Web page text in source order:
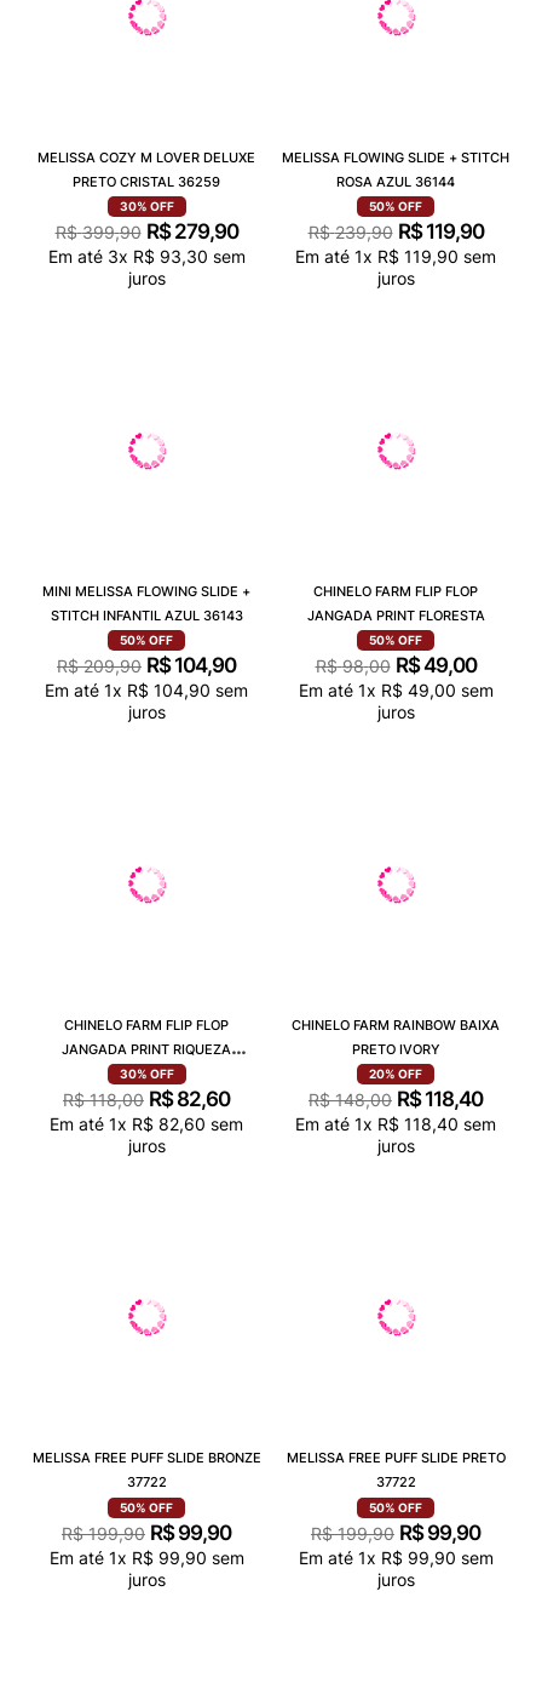
MELISSA COZY M LOVER DELUXE
PRETO CRISTAL 36259
30% OFF
R$ 399,90 R$ 279,90
Em até 3x R$ 93,30 sem
juros
MELISSA FLOWING SLIDE + STITCH
ROSA AZUL 36144
50% OFF
R$ 239,90 R$ 119,90
Em até 1x R$ 119,90 sem
juros
MINI MELISSA FLOWING SLIDE +
STITCH INFANTIL AZUL 36143
50% OFF
R$ 209,90 R$ 104,90
Em até 1x R$ 104,90 sem
juros
CHINELO FARM FLIP FLOP
JANGADA PRINT FLORESTA
50% OFF
R$ 98,00 R$49,00
Em até 1x R$ 49,00 sem
juros
CHINELO FARM FLIP FLOP
JANGADA PRINT RIQUEZA
TROPICAL
30% OFF
R$ 118,00 R$ 82,60
Em até 1x R$ 82,60 sem
juros
CHINELO FARM RAINBOW BAIXA
PRETO IVORY
20% OFF
R$ 148,00 R$ 118,40
Em até 1x R$ 118,40 sem
juros
MELISSA FREE PUFF SLIDE BRONZE
37722
50% OFF
R$ 199,90 R$ 99,90
Em até 1x R$ 99,90 sem
juros
MELISSA FREE PUFF SLIDE PRETO
37722
50% OFF
R$ 199,90 R$ 99,90
Em até 1x R$ 99,90 sem
juros